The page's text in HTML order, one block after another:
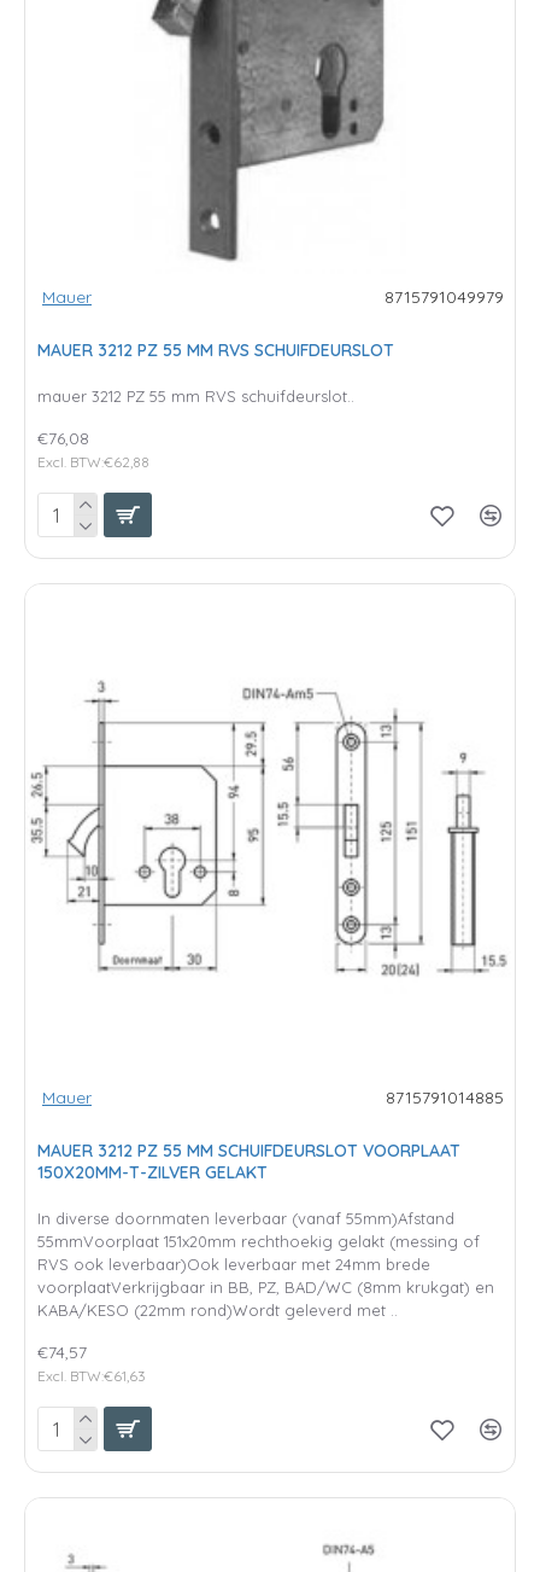
Mauer 8715791049979
MAUER 3212 PZ 55 MM RVS SCHUIFDEURSLOT
mauer 3212 PZ 55 mm RVS schuifdeurslot..
€76,08
Excl. BTW:€62,88
Mauer 8715791014885
MAUER 3212 PZ 55 MM SCHUIFDEURSLOT VOORPLAAT
150X20MM-T-ZILVER GELAKT
In diverse doornmaten leverbaar (vanaf 55mm)Afstand
55mmVoorplaat 151x20mm rechthoekig gelakt (messing of
RVS ook leverbaar)Ook leverbaar met 24mm brede
voorplaatVerkrijgbaar in BB, PZ, BAD/WC (8mm krukgat) en
KABA/KESO (22mm rond)Wordt geleverd met ..
€74,57
Excl. BTW:€61,63